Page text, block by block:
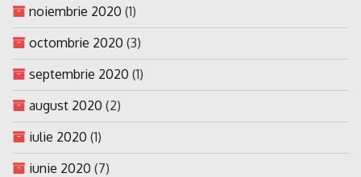
noiembrie 2020 (1)
octombrie 2020 (3)
septembrie 2020 (1)
august 2020 (2)
iulie 2020 (1)
iunie 2020 (7)